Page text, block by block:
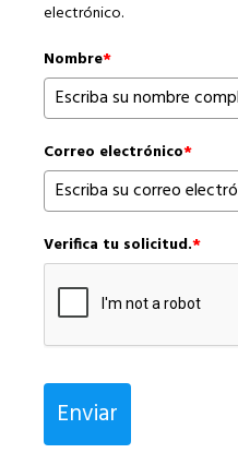
electrónico.
Nombre*
Correo electrónico*
Verifica tu solicitud.*
Enviar